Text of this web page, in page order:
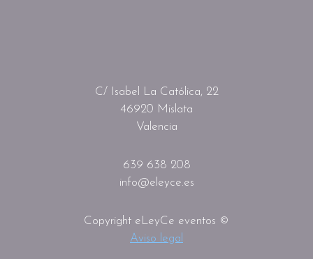
C/ Isabel La Católica, 22
46920 Mislata
Valencia
639 638 208
info@eleyce.es
Copyright eLeyCe eventos ©
Aviso legal